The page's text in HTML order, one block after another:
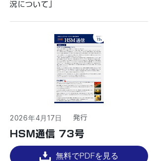
況について」
2026年4月17日 ​発行
HSM通信 73号
無料でPDFを見る